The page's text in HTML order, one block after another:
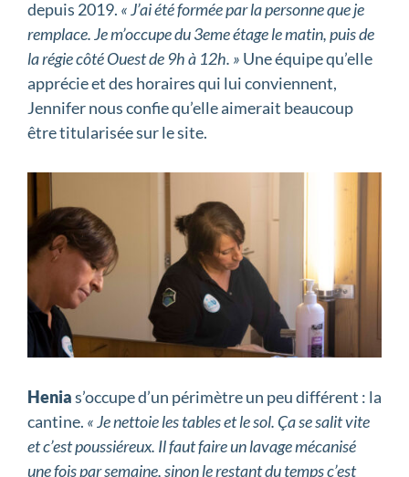
depuis 2019. « J’ai été formée par la personne que je
remplace. Je m’occupe du 3eme étage le matin, puis de
la régie côté Ouest de 9h à 12h. » Une équipe qu’elle
apprécie et des horaires qui lui conviennent,
Jennifer nous confie qu’elle aimerait beaucoup
être titularisée sur le site.
Henias’occupe d’un périmètre un peu différent : la
cantine. « Je nettoie les tables et le sol. Ça se salit vite
et c’est poussiéreux. Il faut faire un lavage mécanisé
une fois par semaine, sinon le restant du temps c’est